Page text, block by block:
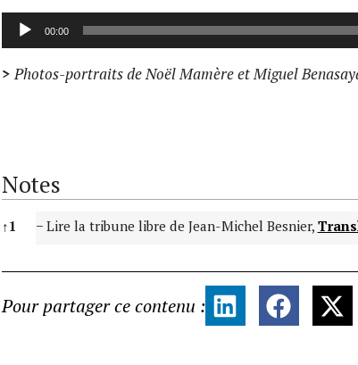
Lecteur
audio
00:00
>Photos-portraits de Noël Mamère et Miguel
Notes
Notes
↑1 − Lire la tribune libre de Jean-Michel Besnier,
Pour partager ce contenu :